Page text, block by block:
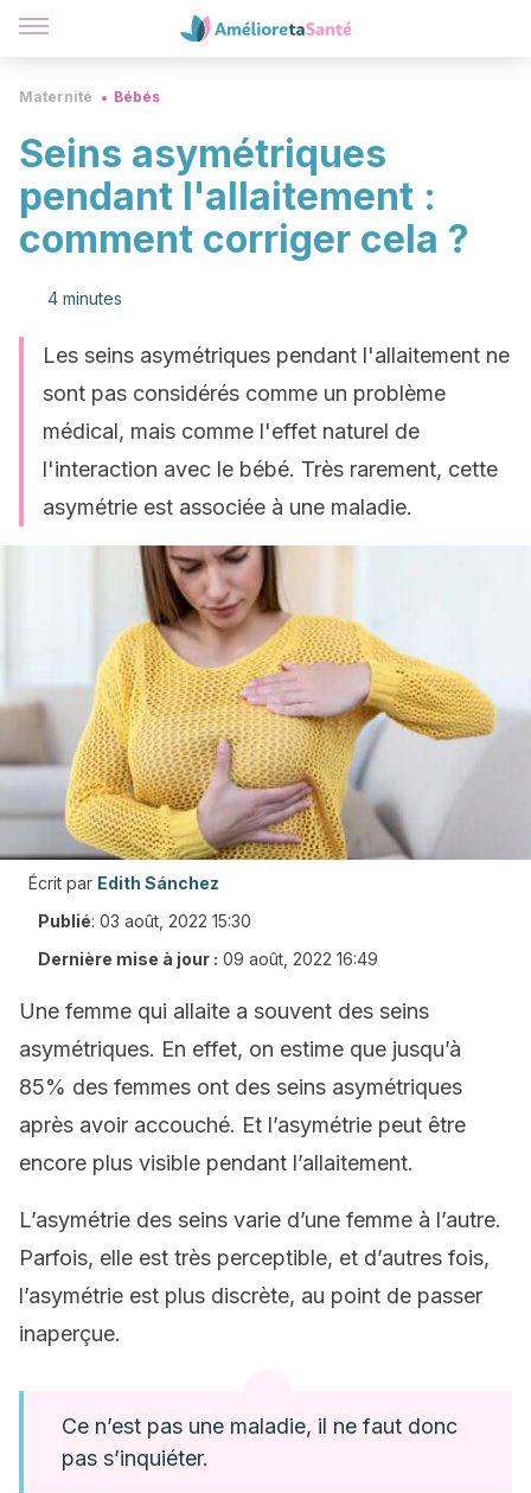
Maternité Bébés
Seins asymétriques
pendant l'allaitement :
comment corriger cela ?
4 minutes
Les seins asymétriques pendant l'allaitement ne
sont pas considérés comme un problème
médical, mais comme l'effet naturel de
l'interaction avec le bébé. Très rarement, cette
asymétrie est associée à une maladie.
Écrit par Edith Sánchez
Publié: 03 août, 2022 15:30
Dernière mise à jour : 09 août, 2022 16:49
Une femme qui allaite a souvent des seins
asymétriques. En effet, on estime que jusqu’à
85% des femmes ont des seins asymétriques
après avoir accouché. Et l’asymétrie peut être
encore plus visible pendant l’allaitement.
L’asymétrie des seins varie d’une femme à l’autre.
Parfois, elle est très perceptible, et d’autres fois,
l’asymétrie est plus discrète, au point de passer
inaperçue.
Ce n’est pas une maladie, il ne faut donc
pas s’inquiéter.